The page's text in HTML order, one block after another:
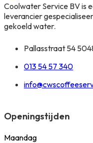
Coolwater Service BV is
leverancier
gekoeld water.
Pallasstraat 54
013 54 57 340
Openingstijden
Maandag